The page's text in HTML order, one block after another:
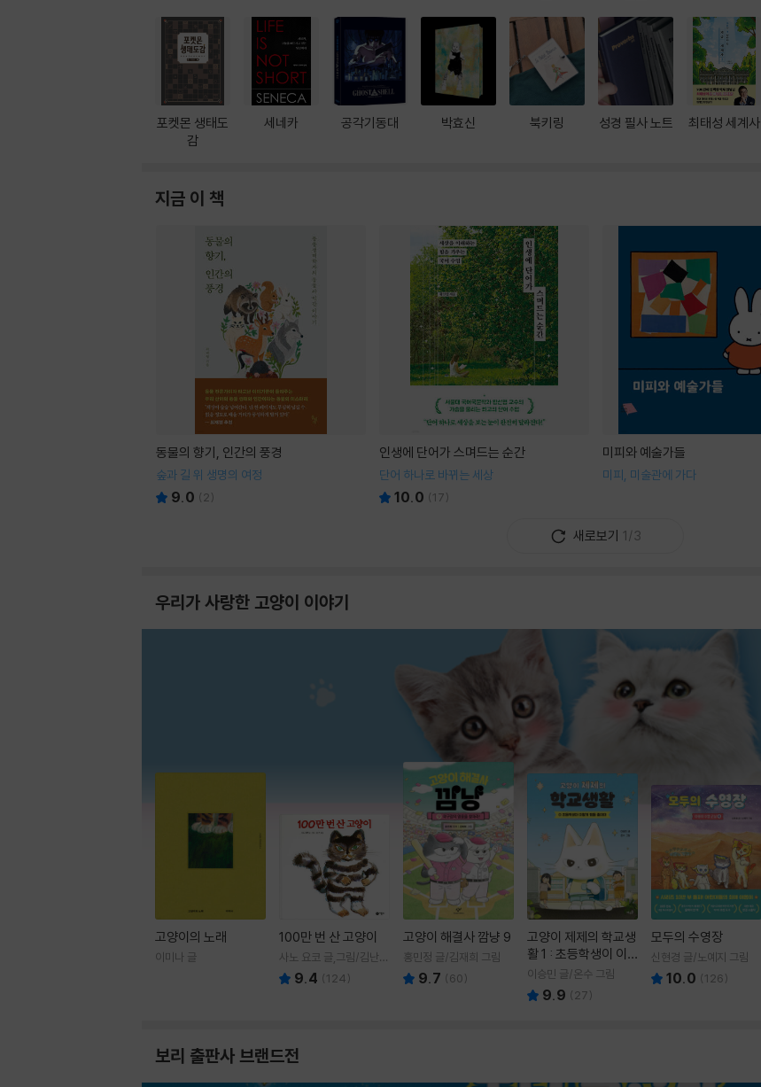
포켓몬 생태도
감
세네카 공각기동대 박효신 북키링 성경 필사 노트 최태성 세계사
지금 이 책
동물의 향기, 인간의 풍경
숲과 길 위 생명의 여정
9.0 ( 2)
인생에 단어가 스며드는 순간
단어 하나로 바뀌는 세상
10.0 (17)
미피와 예술가들
미피, 미술관에 가다
새로보기 1/3
우리가 사랑한 고양이 이야기
고양이의 노래
이미나 글
100만 번 산 고양이
사노 요코 글,그림/김난주
역 9.4 (124)
고양이 해결사 깜냥 9
홍민정 글/김재희 그림
9.7 (60)
고양이 제제의 학교생
활 1 : 초등학생이 이
렇게 힘들 줄이야
이승민 글/온수 그림
9.9 ( 27)
모두의 수영장
신현경 글/노예지 그림
10.0 (126)
보리 출판사 브랜드전